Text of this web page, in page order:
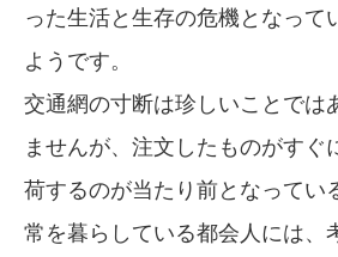
った生活と生存の危機となって
ようです。
交通網の寸断は珍しいことでは
ませんが、注文したものがすぐ
荷するのが当たり前となってい
常を暮らしている都会人には、